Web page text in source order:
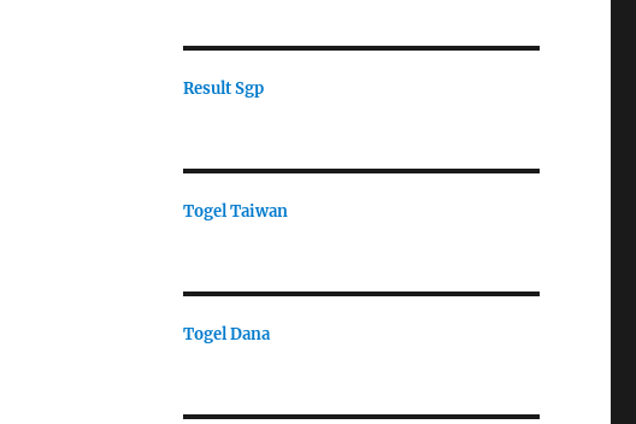
Result Sgp
Togel Taiwan
Togel Dana